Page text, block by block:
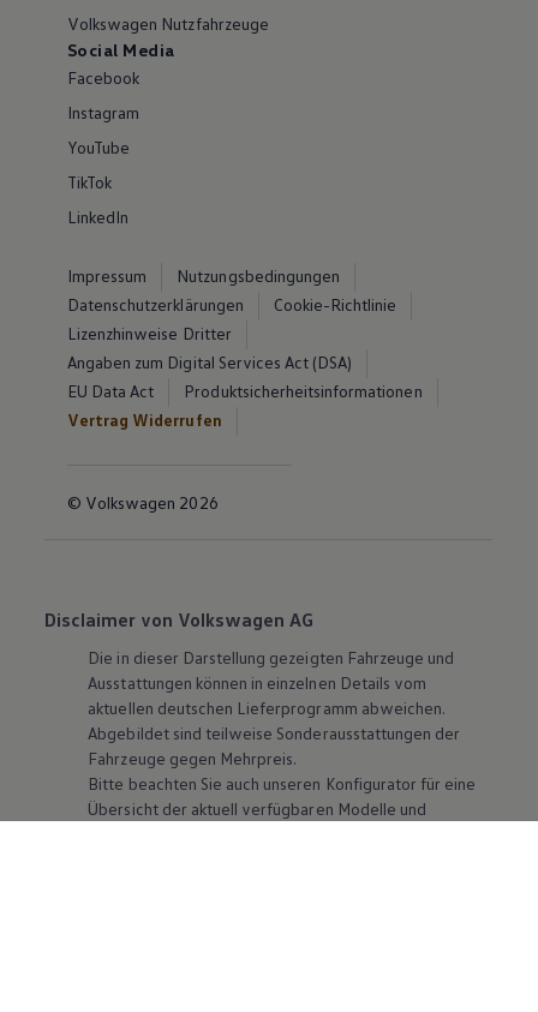
Volkswagen Nutzfahrzeuge
Social Media
Facebook
Instagram
YouTube
TikTok
LinkedIn
Impressum
Nutzungsbedingungen
Datenschutzerklärungen
Cookie-Richtlinie
Lizenzhinweise Dritter
Angaben zum Digital Services Act (DSA)
EU Data Act
Produktsicherheitsinformationen
Vertrag Widerrufen
© Volkswagen 2026
Disclaimer von Volkswagen AG
Die in dieser Darstellung gezeigten Fahrzeuge und
Ausstattungen können in einzelnen Details vom
aktuellen deutschen Lieferprogramm abweichen.
Abgebildet sind teilweise Sonderausstattungen der
Fahrzeuge gegen Mehrpreis.
Bitte beachten Sie auch unseren Konfigurator für eine
Übersicht der aktuell verfügbaren Modelle und